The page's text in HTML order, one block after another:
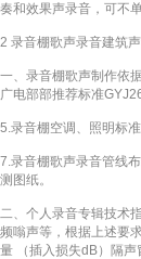
奏和效果声录音，可不
2 录音棚歌声录音建筑
一、录音棚歌声制作依
广电部部推荐标准
5.录音棚空调、照明标
7.录音棚歌声录音管线
测图纸。
二、个人录音专辑技术
频嗡声等，根据上述要
量 （插入损失dB）隔